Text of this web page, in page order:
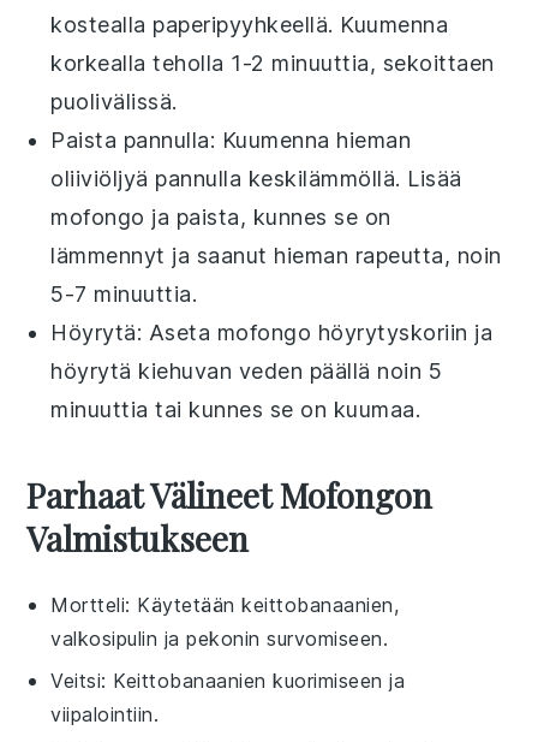
kostealla paperipyyhkeellä. Kuumenna
korkealla teholla 1-2 minuuttia, sekoittaen
puolivälissä.
Paista pannulla: Kuumenna hieman
oliiviöljyä pannulla keskilämmöllä. Lisää
mofongo ja paista, kunnes se on
lämmennyt ja saanut hieman rapeutta, noin
5-7 minuuttia.
Höyrytä: Aseta mofongo höyrytyskoriin ja
höyrytä kiehuvan veden päällä noin 5
minuuttia tai kunnes se on kuumaa.
Parhaat Välineet Mofongon
Valmistukseen
Mortteli: Käytetään keittobanaanien,
valkosipulin ja pekonin survomiseen.
Veitsi: Keittobanaanien kuorimiseen ja
viipalointiin.